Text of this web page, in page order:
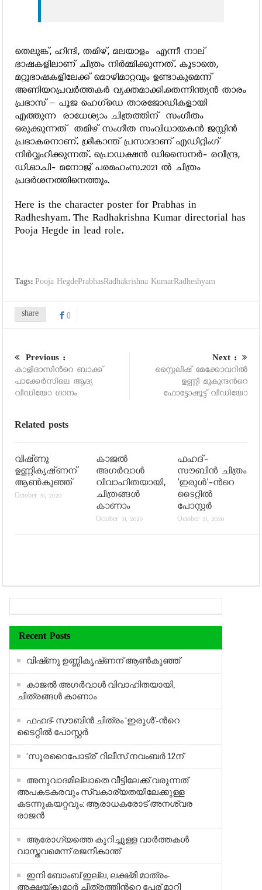
തെലുങ്ക്, ഹിന്ദി, തമിഴ്, മലയാളം എന്നീ നാല്
ഭാഷകളിലാണ് ചിത്രം നിര്‍മ്മിക്കുന്നത്. കൂടാതെ,
മറ്റുഭാഷകളിലേക്ക് മൊഴിമാറ്റവും ഉണ്ടാകുമെന്ന്
അണിയറപ്രവര്‍ത്തകര്‍ വ്യക്തമാക്കി.തെന്നിന്ത്യന്‍ താരം
പ്രഭാസ് – പൂജ ഹെഗ്‌ഡെ താരജോഡികളായി
എത്തുന്ന രാധേശ്യാം ചിത്രത്തിന് സംഗീതം
ഒരുക്കുന്നത് തമിഴ് സംഗീത സംവിധായകന്‍ ജസ്റ്റിന്‍
പ്രഭാകരനാണ്. ശ്രീകാന്ത് പ്രസാദാണ് എഡിറ്റിംഗ്
നിര്‍വ്വഹിക്കുന്നത്. പ്രൊഡക്ഷന്‍ ഡിസൈനര്‍- രവീന്ദ്ര,
ഡി.ഓ.പി- മനോജ് പരമഹംസ.2021 ല്‍ ചിത്രം
പ്രദര്‍ശനത്തിനെത്തും.
Here is the character poster for Prabhas in
Radheshyam. The Radhakrishna Kumar directorial has
Pooja Hegde in lead role.
Tags: Pooja HegdePrabhasRadhakrishna KumarRadheshyam
share 0
Previous :
കാളിദാസിന്‍റെ ബാക്ക്
പാക്കേര്‍സിലെ ആദ്യ
വിഡിയോ ഗാനം
Next :
സ്റ്റൈലിഷ് മേക്കോവറില്‍
ഉണ്ണി മുകുന്ദന്‍റെ
ഫോട്ടോഷൂട്ട് വിഡിയോ
Related posts
വിഷ്‍ണു
ഉണ്ണികൃഷ്‍ണന്
ആണ്‍കുഞ്ഞ്
October 31, 2020
കാജല്‍
അഗര്‍വാള്‍
വിവാഹിതയായി,
ചിത്രങ്ങള്‍
കാണാം
October 31, 2020
ഫഹദ്-
സൗബിന്‍ ചിത്രം
‘ഇരുള്‍’-ന്‍റെ
ടൈറ്റില്‍
പോസ്റ്റര്‍
October 31, 2020
Recent Posts
വിഷ്‍ണു ഉണ്ണികൃഷ്‍ണന് ആണ്‍കുഞ്ഞ്
കാജല്‍ അഗര്‍വാള്‍ വിവാഹിതയായി,
ചിത്രങ്ങള്‍ കാണാം
ഫഹദ്- സൗബിന്‍ ചിത്രം ‘ഇരുള്‍’-ന്‍റെ
ടൈറ്റില്‍ പോസ്റ്റര്‍
‘സൂരറൈപോട്ര്’ റിലീസ് നവംബര്‍ 12ന്
അനുവാദമില്ലാതെ വീട്ടിലേക്ക് വരുന്നത്
അപകടകരവും സ്വകാര്യതയിലേക്കുള്ള
കടന്നുകയറ്റവും: ആരാധകരോട് അനശ്വര
രാജന്‍
ആരോഗ്യത്തെ കുറിച്ചുള്ള വാര്‍ത്തകള്‍
വാസ്തവമെന്ന് രജനികാന്ത്
ഇനി ബോംബ് ഇല്ല, ലക്ഷ്‍മി മാത്രം-
അക്ഷയ്‍കുമാര്‍ ചിത്രത്തിന്‍റെ പേര് മാറ്റി